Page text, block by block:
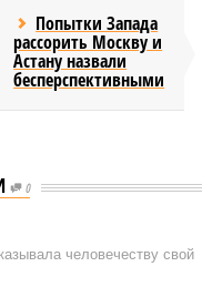
Попытки Запада
рассорить Москву и
Астану назвали
бесперспективными
0
человечеству свой